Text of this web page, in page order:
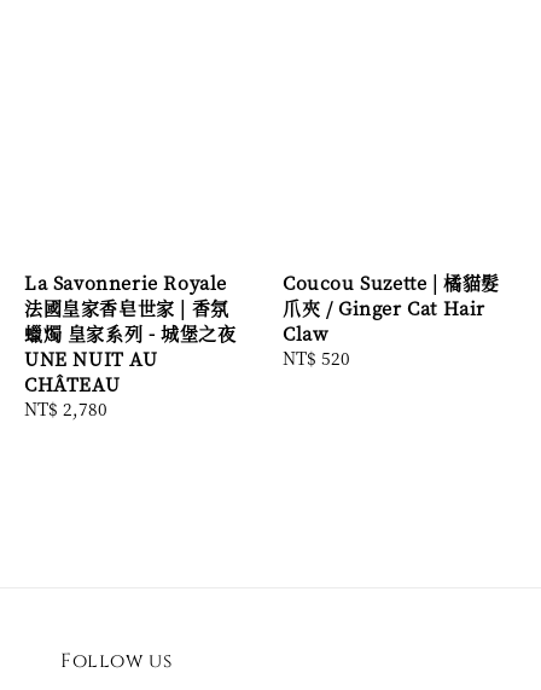
La Savonnerie Royale
法國皇家香皂世家 | 香氛
蠟燭 皇家系列 - 城堡之夜
UNE NUIT AU
CHÂTEAU
Regular
NT$ 2,780
Coucou Suzette | 橘貓髮
爪夾 / Ginger Cat Hair
Claw
Regular
NT$ 520
Follow us